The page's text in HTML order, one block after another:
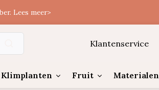
Lees meer>
Klantenservice
Klimplanten Fruit Materialen